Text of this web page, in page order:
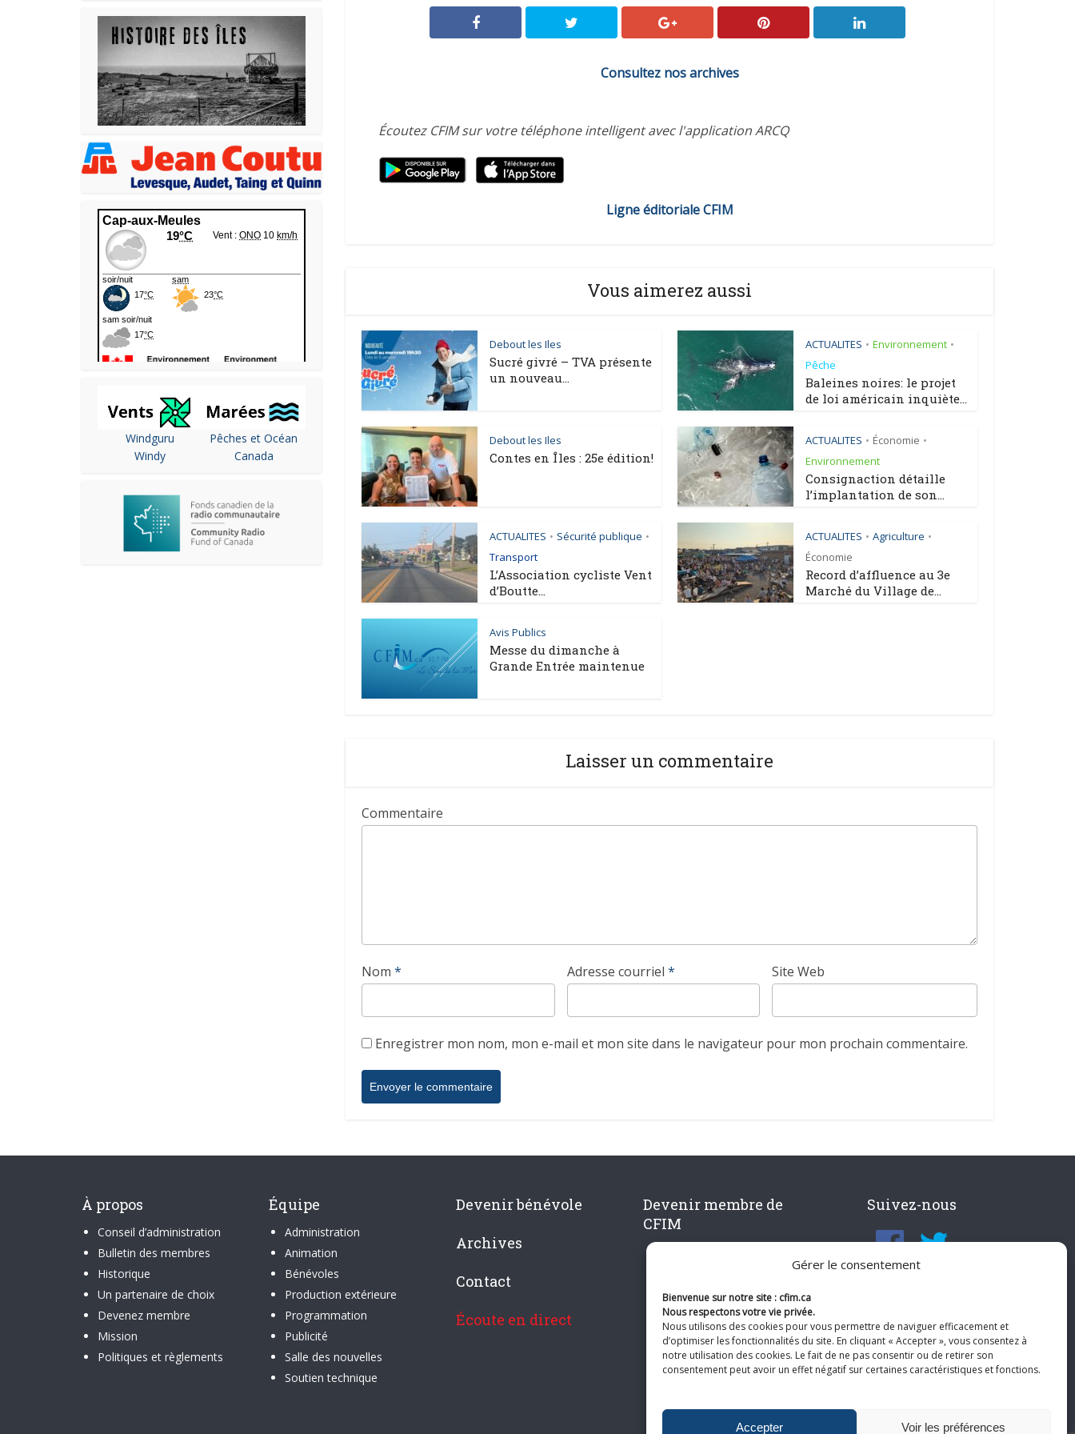
Gérer le consentement
Bienvenue sur notre site : cfim.ca
Nous respectons votre vie privée.
Nous utilisons des cookies pour vous permettre de naviguer efficacement et
d’optimiser les fonctionnalités du site. En cliquant « Accepter », vous consentez à
notre utilisation des cookies. Le fait de ne pas consentir ou de retirer son
consentement peut avoir un effet négatif sur certaines caractéristiques et fonctions.
Accepter Voir les préférences
Windguru
Windy
Pêches et Océan
Canada
Consultez nos archives
Écoutez CFIM sur votre téléphone intelligent avec l'application ARCQ
Ligne éditoriale CFIM
Vous aimerez aussi
Debout les Iles
Sucré givré – TVA présente
un nouveau...
ACTUALITES • Environnement •
Pêche
Baleines noires: le projet
de loi américain inquiète...
Debout les Iles
Contes en Îles : 25e édition!
ACTUALITES • Économie •
Environnement
Consignaction détaille
l’implantation de son...
ACTUALITES • Sécurité publique •
Transport
L’Association cycliste Vent
d’Boutte...
ACTUALITES • Agriculture •
Économie
Record d’affluence au 3e
Marché du Village de...
Avis Publics
Messe du dimanche à
Grande Entrée maintenue
Laisser un commentaire
Commentaire
Nom * Adresse courriel * Site Web
Enregistrer mon nom, mon e-mail et mon site dans le navigateur pour mon prochain commentaire.
À propos
Conseil d’administration
Bulletin des membres
Historique
Un partenaire de choix
Devenez membre
Mission
Politiques et règlements
Équipe
Administration
Animation
Bénévoles
Production extérieure
Programmation
Publicité
Salle des nouvelles
Soutien technique
Devenir bénévole
Archives
Contact
Écoute en direct
Devenir membre de
CFIM
Suivez-nous